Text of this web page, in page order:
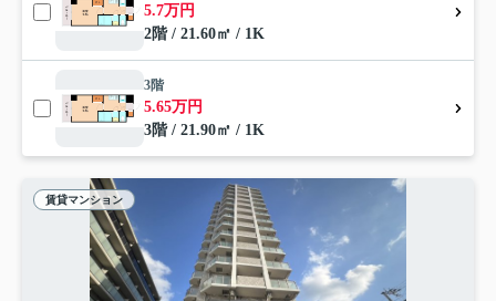
5.7万円
2階 / 21.60㎡ / 1K
3階
5.65万円
3階 / 21.90㎡ / 1K
賃貸マンション